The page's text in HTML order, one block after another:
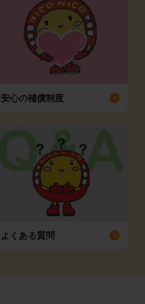
安心の補償制度
よくある質問